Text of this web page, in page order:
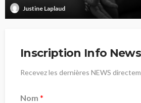
Justine Laplaud
Inscription Info News
Recevez les dernières NEWS
Nom *